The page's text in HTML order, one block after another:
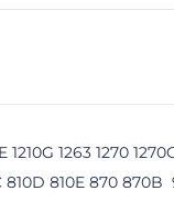
1210G 1263 1270
810D 810E 870